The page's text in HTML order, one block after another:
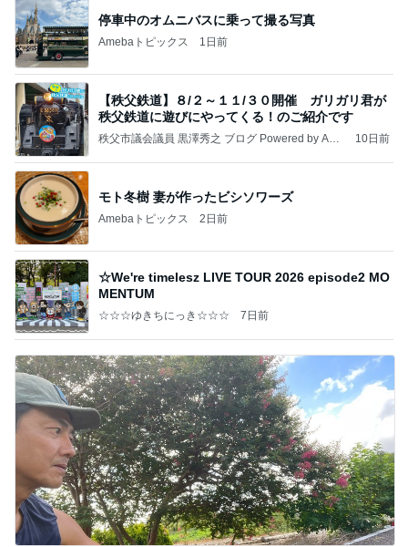
停車中のオムニバスに乗って撮る写真
Amebaトピックス 1日前
【秩父鉄道】８/２～１１/３０開催 ガリガリ君が
秩父鉄道に遊びにやってくる！のご紹介です
秩父市議会議員 黒澤秀之 ブログ Powered by Ame
10日前
モト冬樹 妻が作ったビシソワーズ
Amebaトピックス 2日前
☆We're timelesz LIVE TOUR 2026 episode2 MO
MENTUM
☆☆☆ゆきちにっき☆☆☆ 7日前